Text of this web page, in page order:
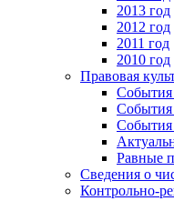
2013 год
2012 год
2011 год
2010 год
Правовая
События
События
События
Равные
Сведения о
Контрольно-